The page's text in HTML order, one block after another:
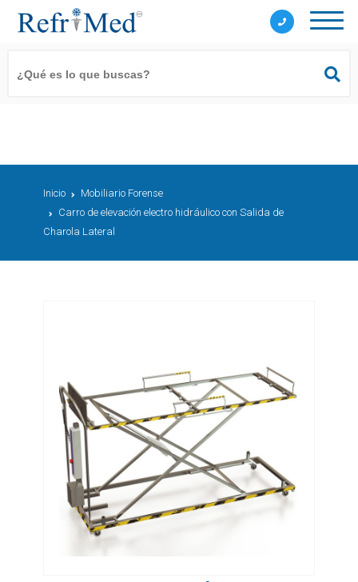
Inicio
Mobiliario Forense
Carro de elevación electro hidráulico con Salida de
Charola Lateral